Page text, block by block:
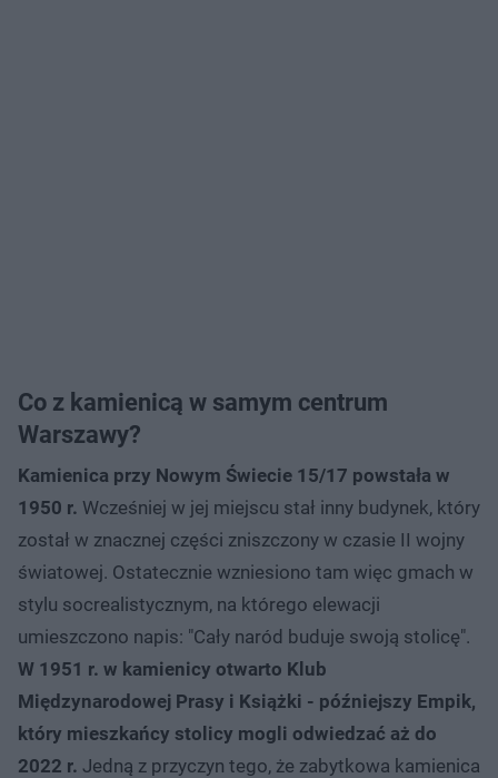
Co z kamienicą w samym centrum
Warszawy?
Kamienica przy Nowym Świecie 15/17 powstała w
1950 r. Wcześniej w jej miejscu stał inny budynek, który
został w znacznej części zniszczony w czasie II wojny
światowej. Ostatecznie wzniesiono tam więc gmach w
stylu socrealistycznym, na którego elewacji
umieszczono napis: "Cały naród buduje swoją stolicę".
W 1951 r. w kamienicy otwarto Klub
Międzynarodowej Prasy i Książki - późniejszy Empik,
który mieszkańcy stolicy mogli odwiedzać aż do
2022 r. Jedną z przyczyn tego, że zabytkowa kamienica